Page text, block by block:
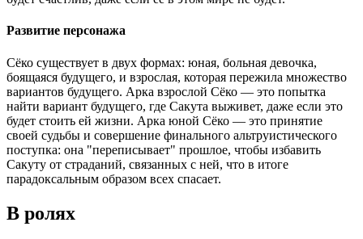
Развитие персонажа
Сёко существует в двух формах: юная, больная девочка,
боящаяся будущего, и взрослая, которая пережила множество
вариантов будущего. Арка взрослой Сёко — это попытка
найти вариант будущего, где Сакута выживет, даже если это
будет стоить ей жизни. Арка юной Сёко — это принятие
своей судьбы и совершение финального альтруистического
поступка: она "переписывает" прошлое, чтобы избавить
Сакуту от страданий, связанных с ней, что в итоге
парадоксальным образом всех спасает.
В ролях